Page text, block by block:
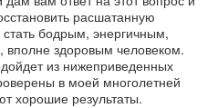
расшатанную
бодрым, энергичным,
здоровым человеком.
из нижеприведенных
в моей многолетней
хорошие результаты.